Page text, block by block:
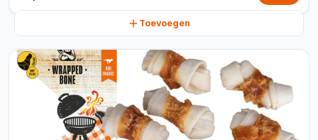
Toevoegen